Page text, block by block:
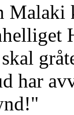
har